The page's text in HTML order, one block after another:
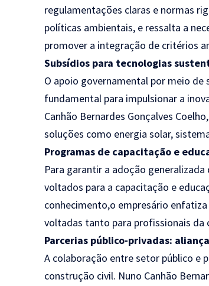
regulamentações claras e normas
políticas ambientais, e ressalta a
promover a integração de critérios
Subsídios para tecnologias
O apoio governamental por meio
fundamental para impulsionar a
Canhão Bernardes Gonçalves
soluções como energia solar,
Programas de capacitação e
Para garantir a adoção
voltados para a capacitação e
conhecimento,o empresário
voltadas tanto para profissionais da
Parcerias público-privadas:
A colaboração entre setor público e
construção civil. Nuno Canhão